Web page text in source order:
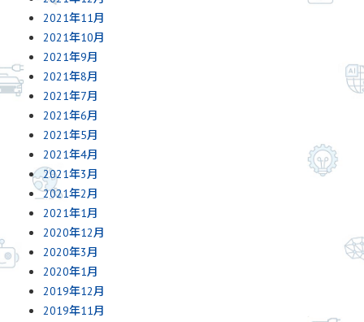
2021年11月
2021年10月
2021年9月
2021年8月
2021年7月
2021年6月
2021年5月
2021年4月
2021年3月
2021年2月
2021年1月
2020年12月
2020年3月
2020年1月
2019年12月
2019年11月